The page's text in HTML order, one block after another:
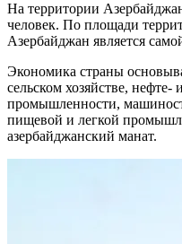
На территории
человек. По площади
Азербайджан является
Экономика страны
сельском хозяйстве,
промышленности,
пищевой и легкой
азербайджанский манат.